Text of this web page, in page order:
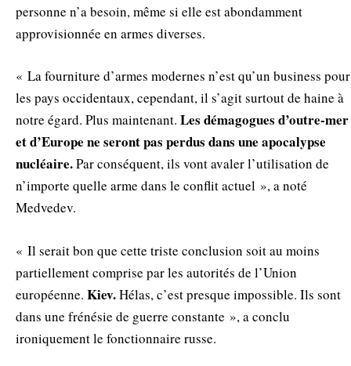
personne n’a besoin, même si elle est abondamment
approvisionnée en armes diverses.
« La fourniture d’armes modernes n’est qu’un business pour
les pays occidentaux, cependant, il s’agit surtout de haine à
notre égard. Plus maintenant. Les démagogues d’outre-mer
et d’Europe ne seront pas perdus dans une apocalypse
nucléaire.Par conséquent, ils vont avaler l’utilisation de
n’importe quelle arme dans le conflit actuel », a noté
Medvedev.
« Il serait bon que cette triste conclusion soit au moins
partiellement comprise par les autorités de l’Union
européenne. Kiev.Hélas, c’est presque impossible. Ils sont
dans une frénésie de guerre constante », a conclu
ironiquement le fonctionnaire russe.